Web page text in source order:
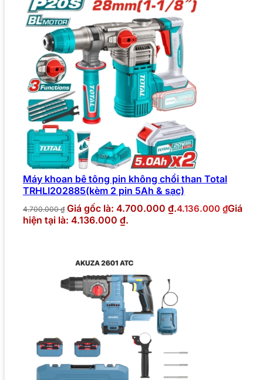
Máy khoan bê tông pin không chổi than Total
TRHLI202885(kèm 2 pin 5Ah & sạc)
4.700.000₫ Giá gốc là: 4.700.000 ₫.4.136.000 ₫Giá
hiện tại là: 4.136.000 ₫.